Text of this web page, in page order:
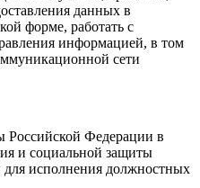
данных в
форме, работать с
информацией, в том
сети
Российской Федерации в
и социальной защиты
для исполнения должностных